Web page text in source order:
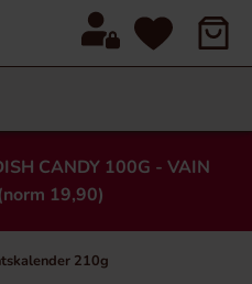
CANDY 100G - VAIN
19,90)
210g